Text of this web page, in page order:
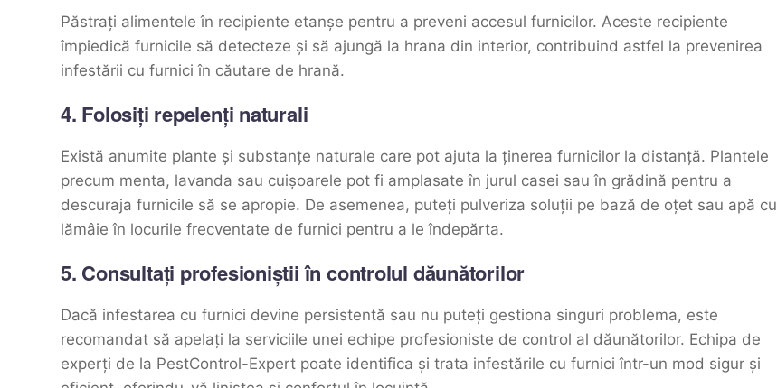
Păstrați alimentele în recipiente etanșe pentru a preveni accesul furnicilor. Aceste recipiente
împiedică furnicile să detecteze și să ajungă la hrana din interior, contribuind astfel la prevenirea
infestării cu furnici în căutare de hrană.
4. Folosiți repelenți naturali
Există anumite plante și substanțe naturale care pot ajuta la ținerea furnicilor la distanță. Plantele
precum menta, lavanda sau cuișoarele pot fi amplasate în jurul casei sau în grădină pentru a
descuraja furnicile să se apropie. De asemenea, puteți pulveriza soluții pe bază de oțet sau apă cu
lămâie în locurile frecventate de furnici pentru a le îndepărta.
5. Consultați profesioniștii în controlul dăunătorilor
Dacă infestarea cu furnici devine persistentă sau nu puteți gestiona singuri problema, este
recomandat să apelați la serviciile unei echipe profesioniste de control al dăunătorilor. Echipa de
experți de la PestControl-Expert poate identifica și trata infestările cu furnici într-un mod sigur și